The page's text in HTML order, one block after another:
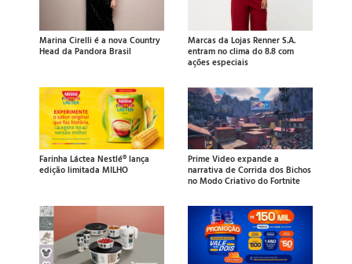
Marina Cirelli é a nova Country
Head da Pandora Brasil
Marcas da Lojas Renner S.A.
entram no clima do 8.8 com
ações especiais
Farinha Láctea Nestlé® lança
edição limitada MILHO
Prime Video expande a
narrativa de Corrida dos Bichos
no Modo Criativo do Fortnite